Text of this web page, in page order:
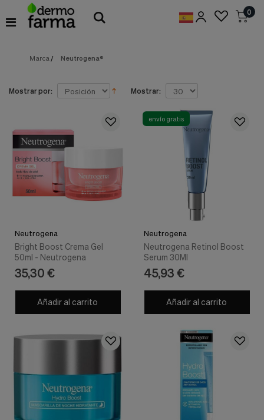
Preferencias
de
Cookies necesarias
esenciales
servicios
disponibles
nuestra
algunas
características
web.
cookies
utilizadas
0
Marca / Neutrogena®
Mostrar por: Mostrar:
Neutrogena
Bright Boost Crema Gel
50ml - Neutrogena
35,30 €
Añadir al carrito
envío gratis
Neutrogena
Neutrogena Retinol Boost
Serum 30Ml
45,93 €
Añadir al carrito